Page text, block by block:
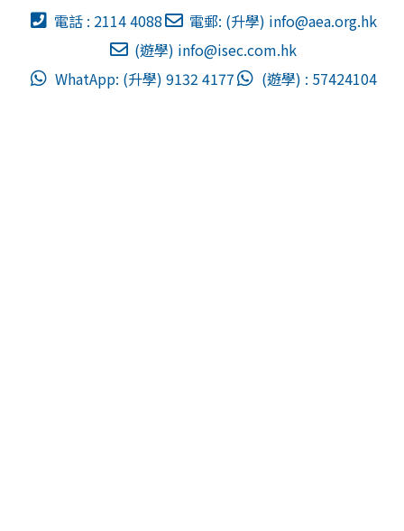
電話 : 2114 4088 電郵: (升學) info@aea.org.hk
(遊學) info@isec.com.hk
WhatApp: (升學) 9132 4177
(遊學) : 57424104